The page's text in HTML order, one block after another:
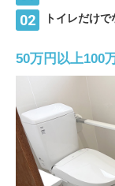
トイレだけ
50万円以上100